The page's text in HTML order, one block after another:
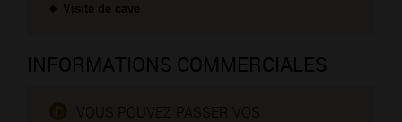
Visite de cave
INFORMATIONS COMMERCIALES
VOUS POUVEZ PASSER VOS